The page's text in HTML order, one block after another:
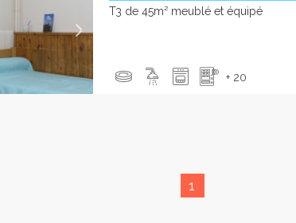
T3 de 45m² meublé et équipé
+ 20
1